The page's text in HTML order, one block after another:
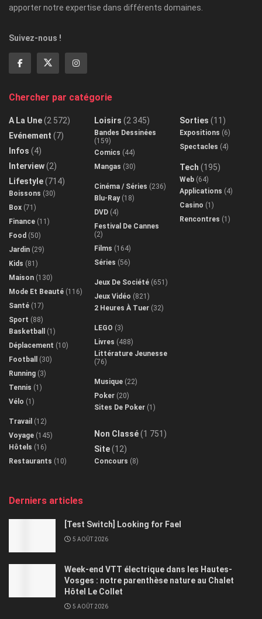
apporter notre expertise dans différents domaines.
Suivez-nous !
Chercher par catégorie
A La Une(2 572)
Evénement (7)
Infos (4)
Interview(2)
Lifestyle(714)
Boissons (30)
Box (71)
Finance (11)
Food (50)
Jardin (29)
Kids (81)
Maison (130)
Mode Et Beauté (116)
Santé (17)
Sport (88)
Basketball
(1)
Déplacement (10)
Football
(30)
Running (3)
Tennis (1)
Vélo (1)
Travail (12)
Voyage (145)
Hôtels (16)
Restaurants (10)
Loisirs (2 345)
Bandes Dessinées
(159)
Comics (44)
Mangas (30)
Cinéma / Séries (236)
Blu-Ray(18)
DVD (4)
Festival De Cannes
(2)
Films (164)
Séries (56)
Jeux De Société (651)
Jeux Vidéo (821)
2 Heures À Tuer (32)
LEGO (3)
Livres (488)
Littérature Jeunesse
(76)
Musique (22)
Poker (20)
Sites De Poker (1)
Non Classé(1 751)
Site(12)
Concours (8)
Sorties (11)
Expositions (6)
Spectacles (4)
Tech (195)
Web (64)
Applications (4)
Casino (1)
Rencontres (1)
Derniers articles
[Test Switch] Looking for Fael
5 AOÛT 2026
Week-end VTT électrique dans les Hautes-
Vosges : notre parenthèse nature au Chalet
Hôtel Le Collet
5 AOÛT 2026